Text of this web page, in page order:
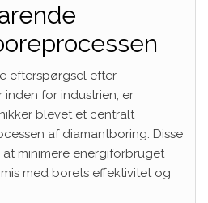
efterspørgsel efter
for industrien, er
blevet et centralt
af diamantboring. Disse
minimere energiforbruget
med borets effektivitet og